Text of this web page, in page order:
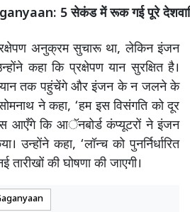
5 सेकंड में रूक गई पूरे
अनुक्रम सुचारू था, लेकिन इंजन
कहा कि प्रक्षेपण यान सुरक्षित है।
यान तक पहुंचेंगे और इंजन के न जलने के
ने कहा, ‘हम इस विसंगति को दूर
आएँगे कि आॅनबोर्ड कंप्यूटरों ने इंजन
उन्होंने कहा, ‘लॉन्च को पुनर्निर्धारित
की घोषणा की जाएगी।